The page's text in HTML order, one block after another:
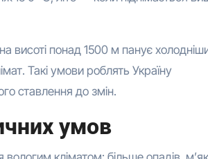
висоті понад 1500 м панує
Такі умови роблять Україну
ставлення до змін.
умов